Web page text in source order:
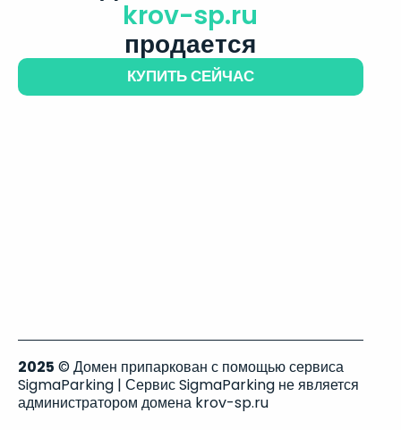
krov-sp.ru
продается
КУПИТЬ СЕЙЧАС
2025 © Домен припаркован с помощью сервиса
SigmaParking | Сервис SigmaParking не является
администратором домена krov-sp.ru